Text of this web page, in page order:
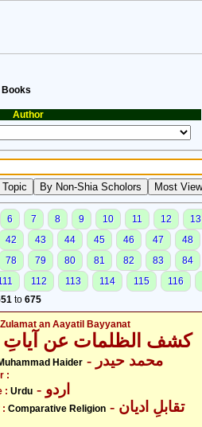
Books
Author
6 7 8 9 10 11 12 13
42 43 44 45 46 47 48
78 79 80 81 82 83 84
112 113 114 115 116
to 675
an Aayatil Bayyanat
کشف الظلمات عن آیاتِ
Haider - محمد حیدر
:
: Urdu - اردو
: Comparative Religion - تقابلِ ادیان